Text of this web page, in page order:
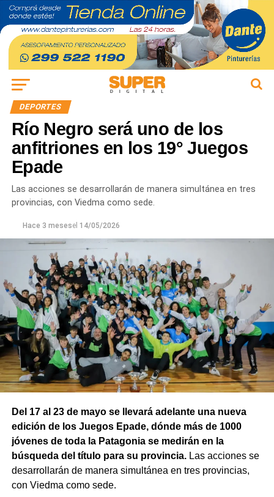
DEPORTES
Río Negro será uno de los
anfitriones en los 19° Juegos
Epade
Las acciones se desarrollarán de manera simultánea en tres
provincias, con Viedma como sede.
Hace 3 mesesel 14/05/2026
Del 17 al 23 de mayo se llevará adelante una nueva
edición de los Juegos Epade, dónde más de 1000
jóvenes de toda la Patagonia se medirán en la
búsqueda del título para su provincia. Las acciones se
desarrollarán de manera simultánea en tres provincias,
con Viedma como sede.